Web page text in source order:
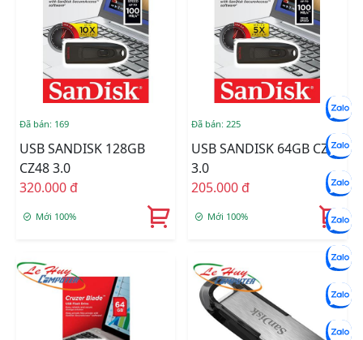
Đã bán: 169
USB SANDISK 128GB
CZ48 3.0
320.000 đ
Mới 100%
Đã bán: 225
USB SANDISK 64GB CZ48
3.0
205.000 đ
Mới 100%